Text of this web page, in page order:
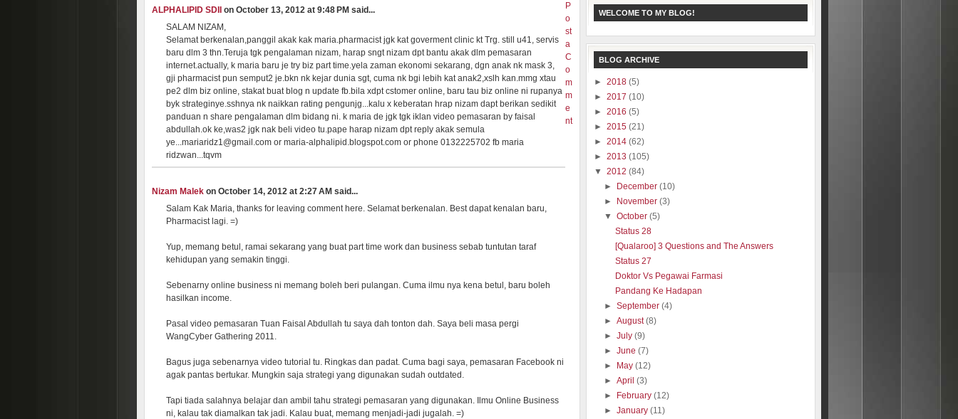
ALPHALIPID SDII
on October 13, 2012 at 9:48 PM said...
SALAM NIZAM,
Selamat berkenalan,panggil akak kak maria.pharmacist jgk kat goverment clinic kt Trg. still u41, servis
baru dlm 3 thn.Teruja tgk pengalaman nizam, harap sngt nizam dpt bantu akak dlm pemasaran
internet.actually, k maria baru je try biz part time.yela zaman ekonomi sekarang, dgn anak nk mask 3,
gji pharmacist pun semput2 je.bkn nk kejar dunia sgt, cuma nk bgi lebih kat anak2,xslh kan.mmg xtau
pe2 dlm biz online, stakat buat blog n update fb.bila xdpt cstomer online, baru tau biz online ni rupanya
byk strateginye.sshnya nk naikkan rating pengunjg...kalu x keberatan hrap nizam dapt berikan sedikit
panduan n share pengalaman dlm bidang ni. k maria de jgk tgk iklan video pemasaran by faisal
abdullah.ok ke,was2 jgk nak beli video tu.pape harap nizam dpt reply akak semula
ye...mariaridz1@gmail.com or maria-alphalipid.blogspot.com or phone 0132225702 fb maria
ridzwan...tqvm
Nizam Malek on October 14, 2012 at 2:27 AM said...
Salam Kak Maria, thanks for leaving comment here. Selamat berkenalan. Best dapat kenalan baru,
Pharmacist lagi. =)
Yup, memang betul, ramai sekarang yang buat part time work dan business sebab tuntutan taraf
kehidupan yang semakin tinggi.
Sebenarny online business ni memang boleh beri pulangan. Cuma ilmu nya kena betul, baru boleh
hasilkan income.
Pasal video pemasaran Tuan Faisal Abdullah tu saya dah tonton dah. Saya beli masa pergi
WangCyber Gathering 2011.
Bagus juga sebenarnya video tutorial tu. Ringkas dan padat. Cuma bagi saya, pemasaran Facebook ni
agak pantas bertukar. Mungkin saja strategi yang digunakan sudah outdated.
Tapi tiada salahnya belajar dan ambil tahu strategi pemasaran yang digunakan. Ilmu Online Business
ni, kalau tak diamalkan tak jadi. Kalau buat, memang menjadi-jadi jugalah. =)
P
o
st
a
C
o
m
m
e
nt
WELCOME TO MY BLOG!
BLOG ARCHIVE
► 2018 (5)
► 2017 (10)
► 2016 (5)
► 2015 (21)
► 2014 (62)
► 2013 (105)
▼ 2012 (84)
► December(10)
► November(3)
▼October(5)
Status 28
[Qualaroo] 3 Questions and The Answers
Status 27
Doktor Vs Pegawai Farmasi
Pandang Ke Hadapan
►September(4)
►August(8)
►July(9)
►June(7)
► May(12)
►April(3)
► February(12)
►January(11)